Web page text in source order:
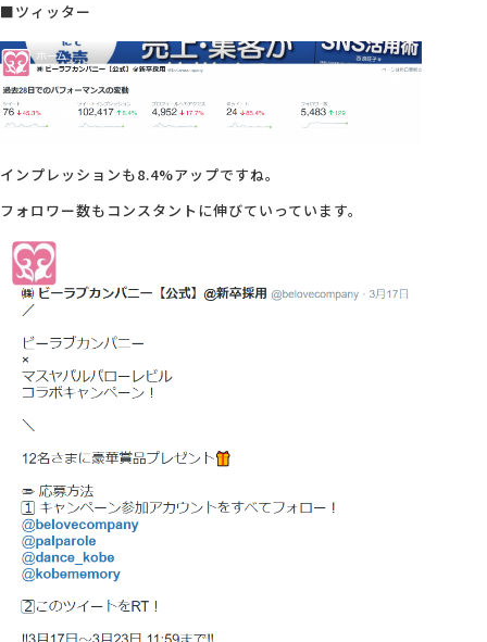
■ツィッター
インプレッションも8.4%アップですね。
フォロワー数もコンスタントに伸びていっています。